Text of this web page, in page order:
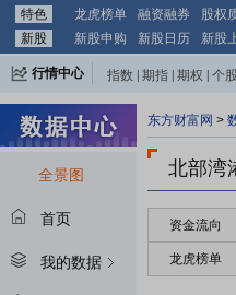
特色 龙虎榜单 融资融券 股权
新股
新股申购 新股日历 新股
行情中心 指数 期指 期权 个股
全景图
首页
我的数据
东方财富网 >
北部湾
资金流向
龙虎榜单